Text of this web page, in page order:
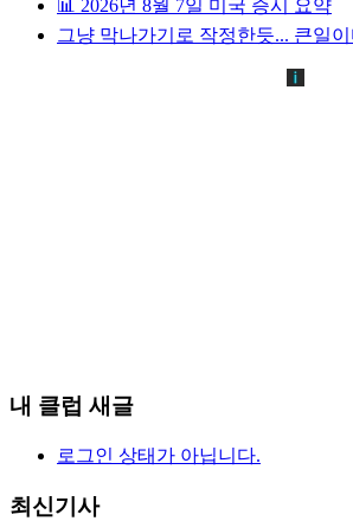
📊 2026년 8월 7일 미국 증시 요약
그냥 막나가기로 작정한듯... 큰일
내 클럽 새글
로그인 상태가 아닙니다.
최신기사